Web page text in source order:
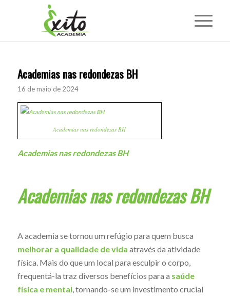
Academias nas redondezas BH
16 de maio de 2024
Academias nas redondezas BH
Academias nas redondezas BH
Academias nas redondezas BH
A academia se tornou um refúgio para quem busca
melhorar a qualidade de vida através da atividade
física. Mais do que um local para esculpir o corpo,
frequentá-la traz diversos benefícios para a saúde
física e mental, tornando-se um investimento crucial